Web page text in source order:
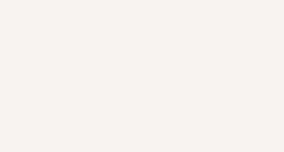
Rémy de Provence - Tel : +33 (0)4 90